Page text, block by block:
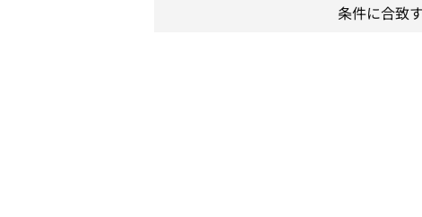
条件に合致